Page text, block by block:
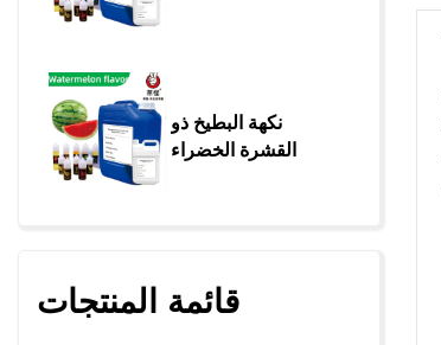
نكهة البطيخ ذو
القشرة الخضراء
قائمة المنتجات